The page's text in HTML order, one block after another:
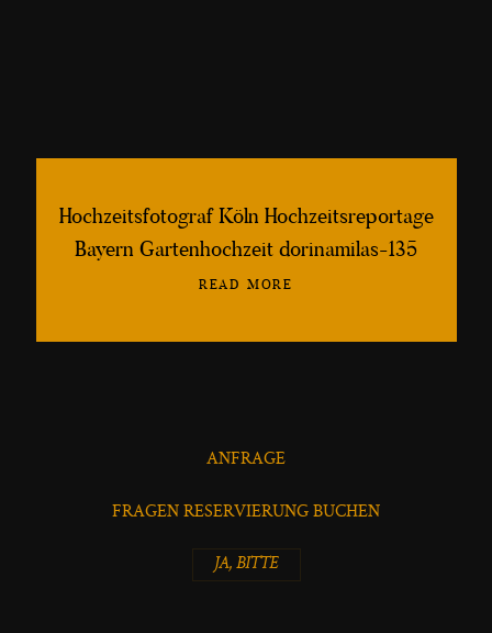
Hochzeitsfotograf Köln Hochzeitsreportage
Bayern Gartenhochzeit dorinamilas-135
READ MORE
ANFRAGE
FRAGEN RESERVIERUNG BUCHEN
JA, BITTE